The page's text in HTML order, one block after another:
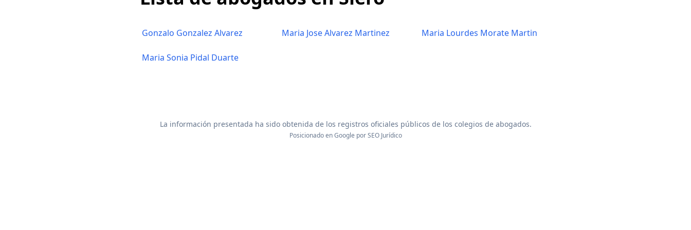
Gonzalo Gonzalez Alvarez Maria Jose Alvarez Martinez Maria Lourdes Morate Martin
Maria Sonia Pidal Duarte
La información presentada ha sido obtenida de los registros oficiales públicos de los colegios de abogados.
Posicionado en Google porSEO Jurídico